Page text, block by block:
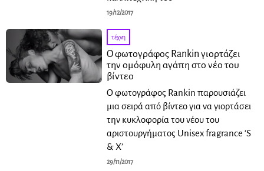
19/12/2017
τέχνη
Ο φωτογράφος Rankin γιορτάζει
την ομόφυλη αγάπη στο νέο του
βίντεο
Ο φωτογράφος Rankin παρουσιάζει
μια σειρά από βίντεο για να γιορτάσει
την κυκλοφορία του νέου του
αριστουργήματος Unisex fragrance ‘S
& X’
29/11/2017